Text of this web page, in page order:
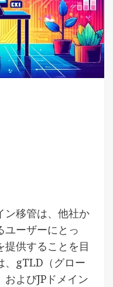
ン移管は、他社か
ユーザーにとっ
提供することを目
、gTLD（グロー
よびJPドメイン